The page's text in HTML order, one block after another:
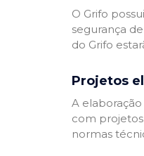
O Grifo
segurança
do Grifo
Projetos
A
com
normas